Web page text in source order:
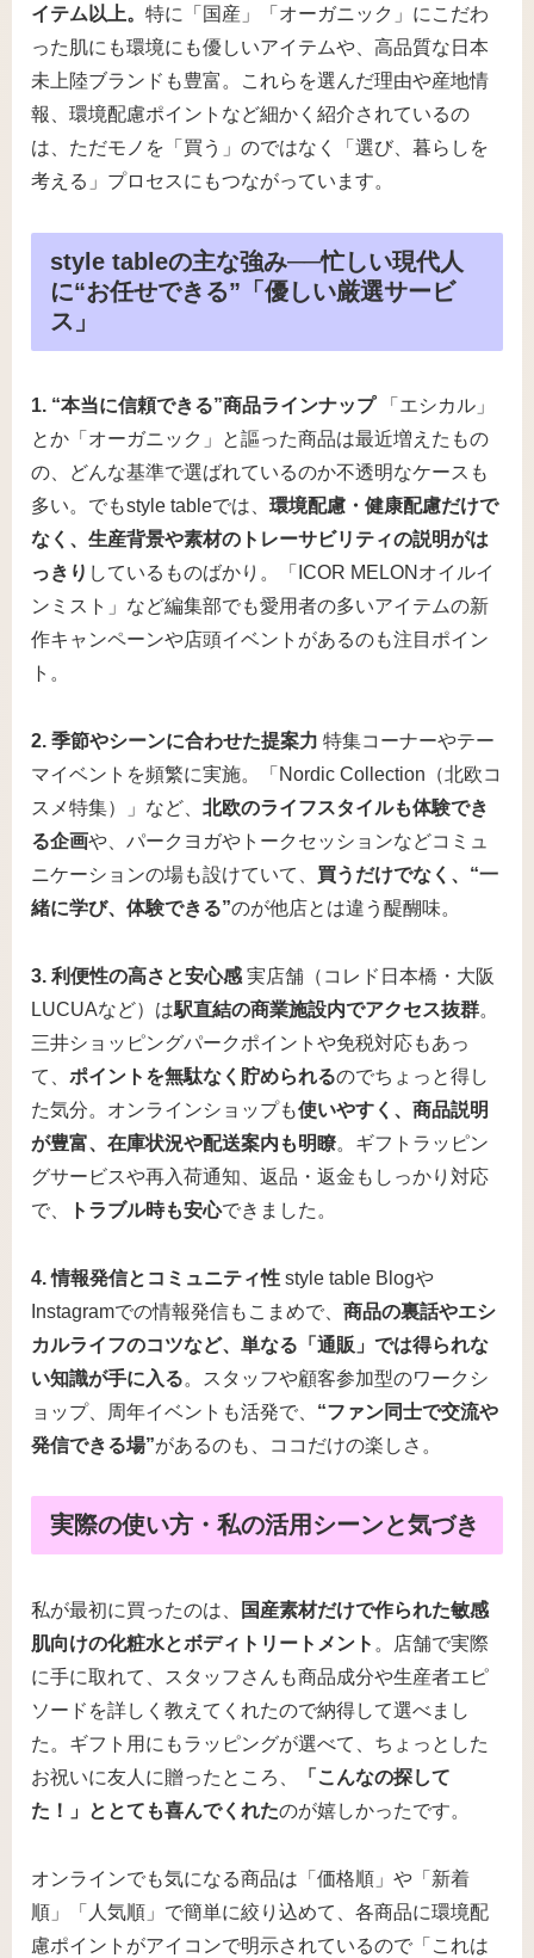
イテム以上。 特に「国産」「オーガニック」にこだわ
った肌にも環境にも優しいアイテムや、高品質な日本
未上陸ブランドも豊富。これらを選んだ理由や産地情
報、環境配慮ポイントなど細かく紹介されているの
は、ただモノを「買う」のではなく「選び、暮らしを
考える」プロセスにもつながっています。
style tableの主な強み──忙しい現代人
に“お任せできる”「優しい厳選サービ
ス」
1. “本当に信頼できる”商品ラインナップ「エシカル」
とか「オーガニック」と謳った商品は最近増えたもの
の、どんな基準で選ばれているのか不透明なケースも
多い。でもstyle tableでは、 環境配慮・健康配慮だけで
なく、生産背景や素材のトレーサビリティの説明がは
っきり しているものばかり。「ICOR MELONオイルイ
ンミスト」など編集部でも愛用者の多いアイテムの新
作キャンペーンや店頭イベントがあるのも注目ポイン
ト。
2. 季節やシーンに合わせた提案力 特集コーナーやテー
マイベントを頻繁に実施。「Nordic Collection（北欧コ
スメ特集）」など、 北欧のライフスタイルも体験でき
る企画や、パークヨガやトークセッションなどコミュ
ニケーションの場も設けていて、 買うだけでなく、“一
緒に学び、体験できる”のが他店とは違う醍醐味。
3. 利便性の高さと安心感 実店舗（コレド日本橋・大阪
LUCUAなど）は駅直結の商業施設内でアクセス抜群。
三井ショッピングパークポイントや免税対応もあっ
て、 ポイントを無駄なく貯められるのでちょっと得し
た気分。オンラインショップも使いやすく、商品説明
が豊富、在庫状況や配送案内も明瞭。ギフトラッピン
グサービスや再入荷通知、返品・返金もしっかり対応
で、
トラブル時も安心できました。
4. 情報発信とコミュニティ性 style table Blogや
Instagramでの情報発信もこまめで、 商品の裏話やエシ
カルライフのコツなど、単なる「通販」では得られな
い知識が手に入る。スタッフや顧客参加型のワークシ
ョップ、周年イベントも活発で、 “ファン同士で交流や
発信できる場”があるのも、ココだけの楽しさ。
実際の使い方・私の活用シーンと気づき
私が最初に買ったのは、
国産素材だけで作られた敏感
肌向けの化粧水とボディトリートメント 。店舗で実際
に手に取れて、スタッフさんも商品成分や生産者エピ
ソードを詳しく教えてくれたので納得して選べまし
た。ギフト用にもラッピングが選べて、ちょっとした
お祝いに友人に贈ったところ、
「こんなの探して
た！」ととても喜んでくれたのが嬉しかったです。
オンラインでも気になる商品は「価格順」や「新着
順」「人気順」で簡単に絞り込めて、各商品に環境配
慮ポイントがアイコンで明示されているので「これは